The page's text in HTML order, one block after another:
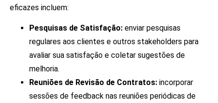
eficazes incluem:
Pesquisas de Satisfação: enviar pesquisas
regulares aos clientes e outros stakeholders para
avaliar sua satisfação e coletar sugestões de
melhoria.
Reuniões de Revisão de Contratos: incorporar
sessões de feedback nas reuniões periódicas de